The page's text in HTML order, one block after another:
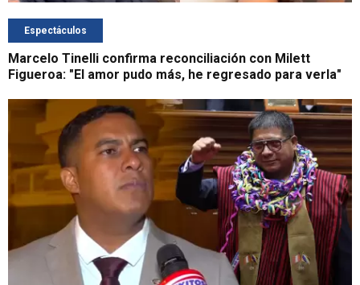
Espectáculos
Marcelo Tinelli confirma reconciliación con Milett
Figueroa: "El amor pudo más, he regresado para verla"